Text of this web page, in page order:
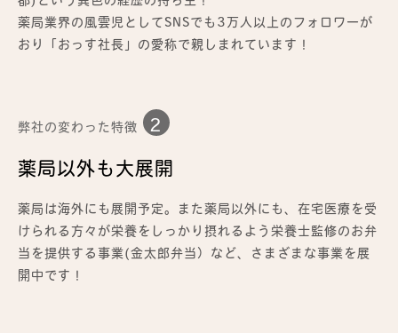
薬局業界の風雲児としてSNSでも3万人以上のフォロワーが
おり「おっす社長」の愛称で親しまれています！
弊社の変わった特徴 2
薬局以外も大展開
薬局は海外にも展開予定。また薬局以外にも、在宅医療を受
けられる方々が栄養をしっかり摂れるよう栄養士監修のお弁
当を提供する事業(金太郎弁当）など、さまざまな事業を展
開中です！